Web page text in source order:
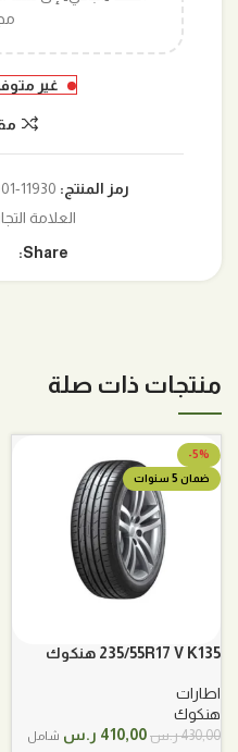
غير
رمز المنتج: 11930-001
العلامة
Share:
منتجات ذات صلة
-5%
ضمان 5 سنوات
235/55R17 V K135 هنكوك
اطارات
هنكوك
430,00ر.س السعر
410,00 ر.س السعر
شامل